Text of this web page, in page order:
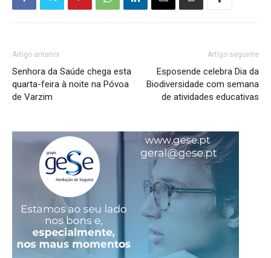
Artigo anterior
Senhora da Saúde chega esta
quarta-feira à noite na Póvoa
de Varzim
Artigo seguinte
Esposende celebra Dia da
Biodiversidade com semana
de atividades educativas